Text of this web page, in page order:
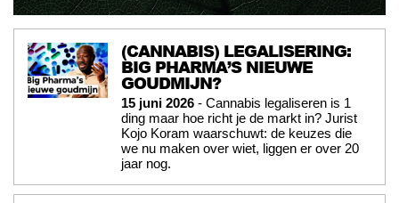
(CANNABIS) LEGALISERING:
BIG PHARMA’S NIEUWE
GOUDMIJN?
15 juni 2026 - Cannabis legaliseren is 1
ding maar hoe richt je de markt in? Jurist
Kojo Koram waarschuwt: de keuzes die
we nu maken over wiet, liggen er over 20
jaar nog.